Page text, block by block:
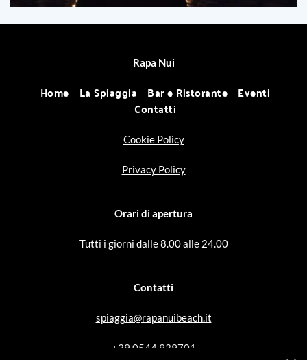
Rapa Nui
Home La Spiaggia Bar e Ristorante Eventi
Contatti
Cookie Policy
Privacy Policy
Orari di apertura
Tutti i giorni dalle 8.00 alle 24.00
Contatti
spiaggia@rapanuibeach.it
+39 0544 939701